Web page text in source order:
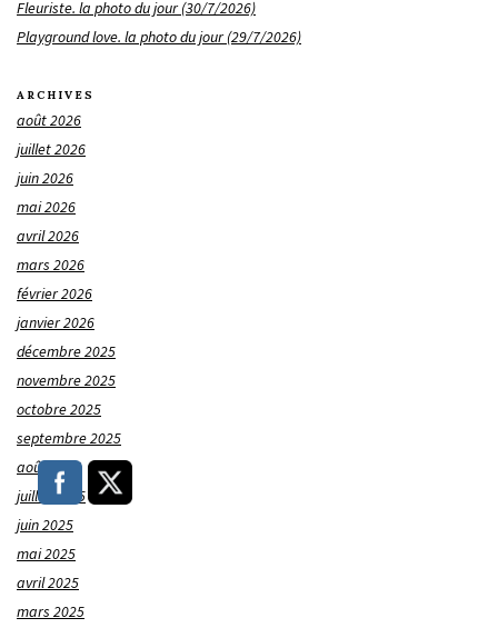
Fleuriste. la photo du jour (30/7/2026)
Playground love. la photo du jour (29/7/2026)
ARCHIVES
août 2026
juillet 2026
juin 2026
mai 2026
avril 2026
mars 2026
février 2026
janvier 2026
décembre 2025
novembre 2025
octobre 2025
septembre 2025
août 2025
juillet 2025
juin 2025
mai 2025
avril 2025
mars 2025